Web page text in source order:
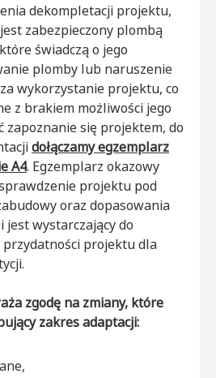
dekompletacji projektu,
zabezpieczony plombą
świadczą o jego
plomby lub naruszenie
wykorzystanie projektu, co
z brakiem możliwości jego
zapoznanie się projektem, do
dołączamy egzemplarz
A4. Egzemplarz okazowy
projektu pod
oraz dopasowania
jest wystarczający do
projektu dla
zgodę na zmiany, które
zakres adaptacji: